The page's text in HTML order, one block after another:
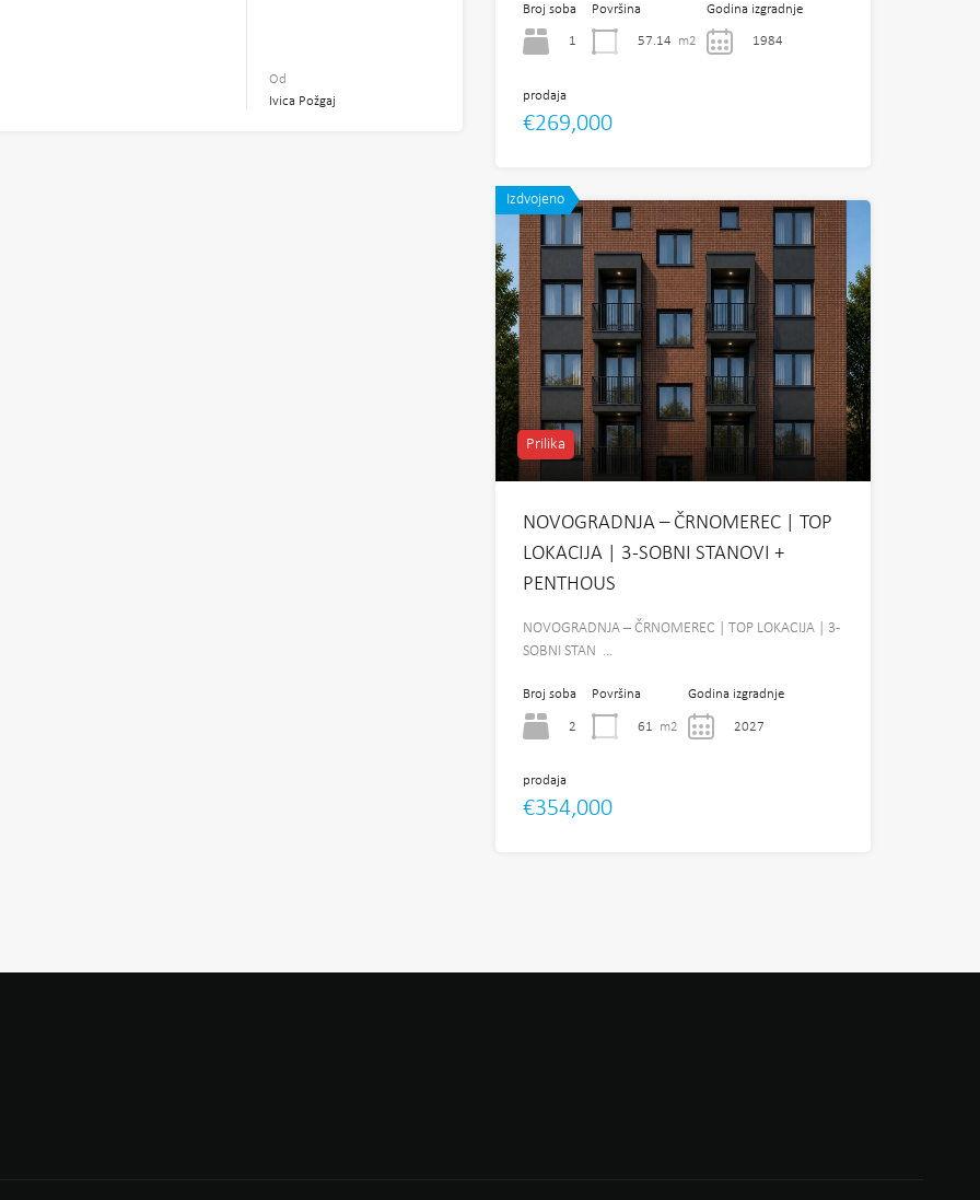
Od
Ivica Požgaj
Broj soba
1
Površina
57.14 m2
Godina izgradnje
1984
prodaja
€269,000
Izdvojeno
Prilika
NOVOGRADNJA – ČRNOMEREC | TOP
LOKACIJA | 3-SOBNI STANOVI +
PENTHOUS
NOVOGRADNJA – ČRNOMEREC | TOP LOKACIJA | 3-
SOBNI STAN …
Broj soba
2
Površina
61 m2
Godina izgradnje
2027
prodaja
€354,000